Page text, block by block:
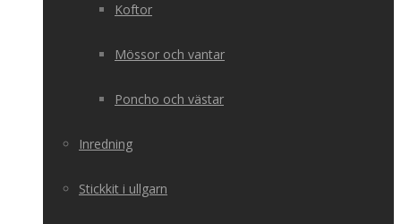
Koftor
Mössor och vantar
Poncho och västar
Inredning
Stickkit i ullgarn